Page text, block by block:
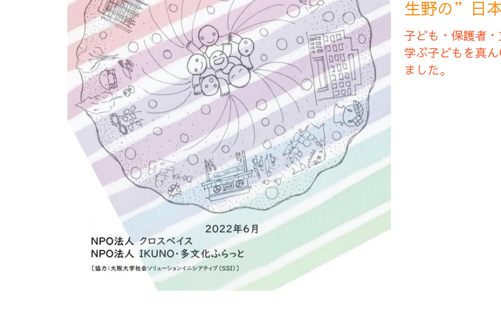
生野の”日
子ども・保護者
学ぶ子どもを真
ました。